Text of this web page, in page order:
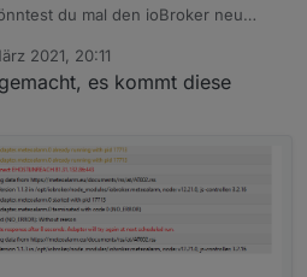
du mal den ioBroker neu
2021, 20:11
es kommt diese